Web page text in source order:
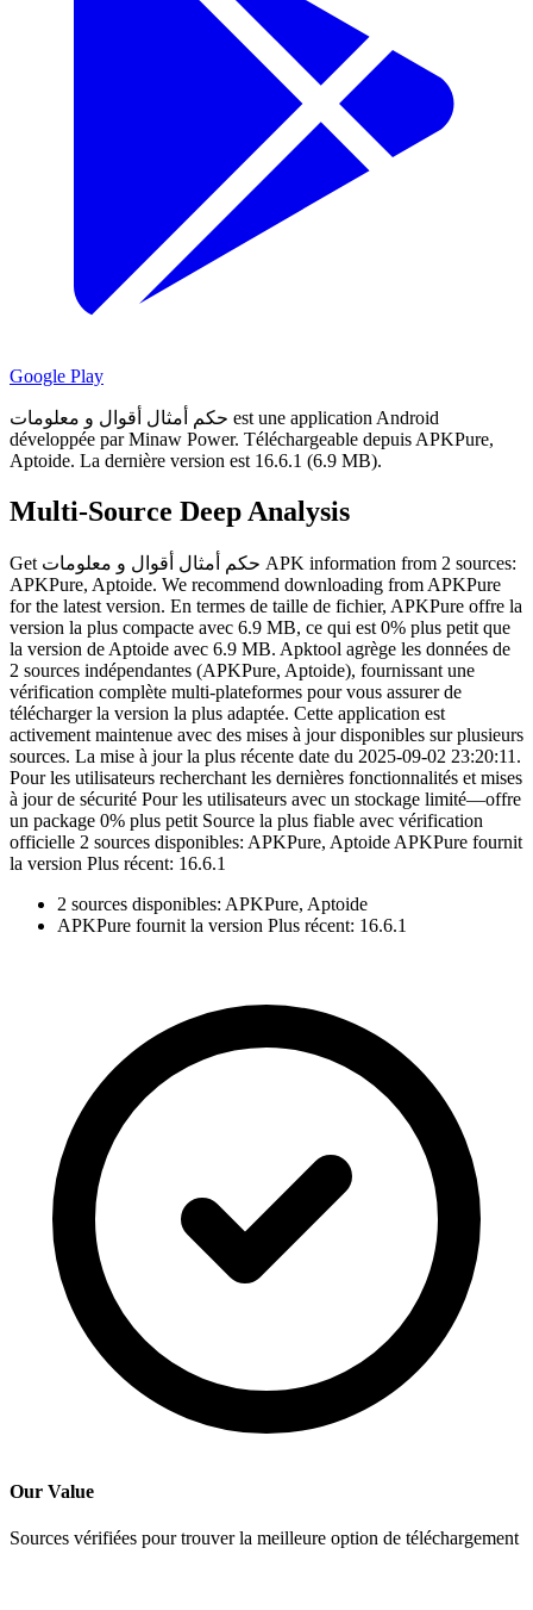
Google Play
حكم أمثال أقوال و معلومات est une application Android
développée par Minaw Power. Téléchargeable depuis APKPure,
Aptoide. La dernière version est 16.6.1 (6.9 MB).
Multi-Source Deep Analysis
Get حكم أمثال أقوال و معلومات APK information from 2 sources:
APKPure, Aptoide. We recommend downloading from APKPure
for the latest version. En termes de taille de fichier, APKPure offre la
version la plus compacte avec 6.9 MB, ce qui est 0% plus petit que
la version de Aptoide avec 6.9 MB. Apktool agrège les données de
2 sources indépendantes (APKPure, Aptoide), fournissant une
vérification complète multi-plateformes pour vous assurer de
télécharger la version la plus adaptée. Cette application est
activement maintenue avec des mises à jour disponibles sur plusieurs
sources. La mise à jour la plus récente date du 2025-09-02 23:20:11.
Pour les utilisateurs recherchant les dernières fonctionnalités et mises
à jour de sécurité Pour les utilisateurs avec un stockage limité—offre
un package 0% plus petit Source la plus fiable avec vérification
officielle 2 sources disponibles: APKPure, Aptoide APKPure fournit
la version Plus récent: 16.6.1
2 sources disponibles: APKPure, Aptoide
APKPure fournit la version Plus récent: 16.6.1
Our Value
Sources vérifiées pour trouver la meilleure option de téléchargement